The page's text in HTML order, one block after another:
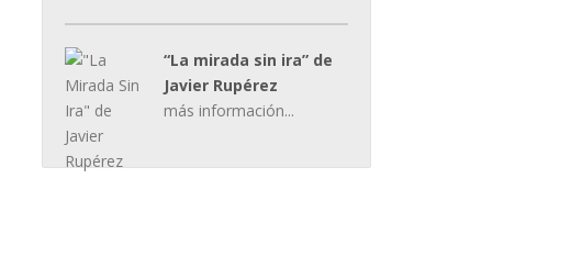
“La mirada sin ira” de
Javier Rupérez
más información...